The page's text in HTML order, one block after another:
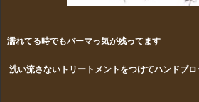
濡れてる時でもパーマっ気が残ってます
洗い流さないトリートメントをつけてハンドブロ